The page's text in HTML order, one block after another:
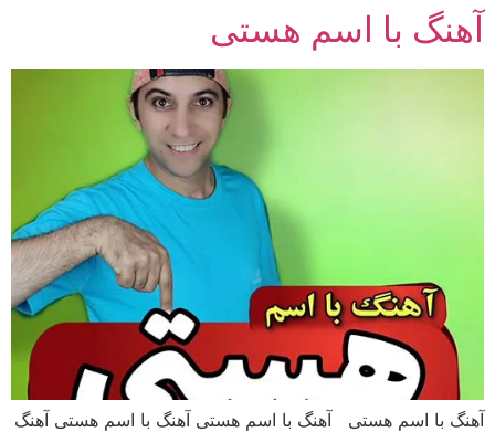
پرش
محتوا
آهنگ با اسم هستی
آهنگ با اسم هستی آهنگ با اسم هستی آهنگ با اسم هستی آهنگ